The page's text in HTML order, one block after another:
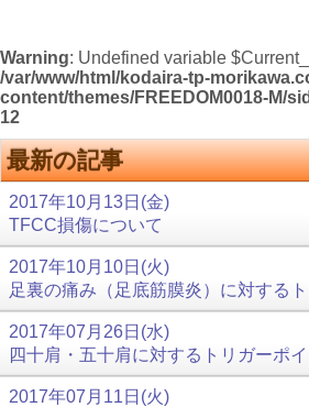
Warning: Undefined variable
/var/www/html/kodaira-tp-
content/themes/FREEDOM0018-M/
12
最新の記事
2017年10月13日(金)
TFCC損傷について
2017年10月10日(火)
足裏の痛み（足底筋膜炎）に対する
2017年07月26日(水)
四十肩・五十肩に対するトリガーポ
2017年07月11日(火)